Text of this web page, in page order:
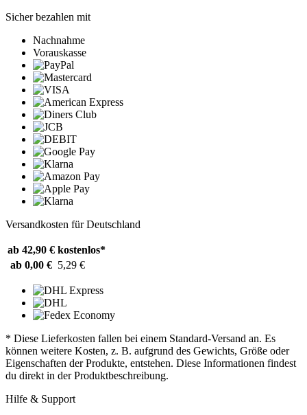
Sicher bezahlen mit
Nachnahme
Vorauskasse
Versandkosten für Deutschland
ab 42,90 € kostenlos*
ab 0,00 € 5,29 €
* Diese Lieferkosten fallen bei einem Standard-Versand an. Es
können weitere Kosten, z. B. aufgrund des Gewichts, Größe oder
Eigenschaften der Produkte, entstehen. Diese Informationen findest
du direkt in der Produktbeschreibung.
Hilfe & Support